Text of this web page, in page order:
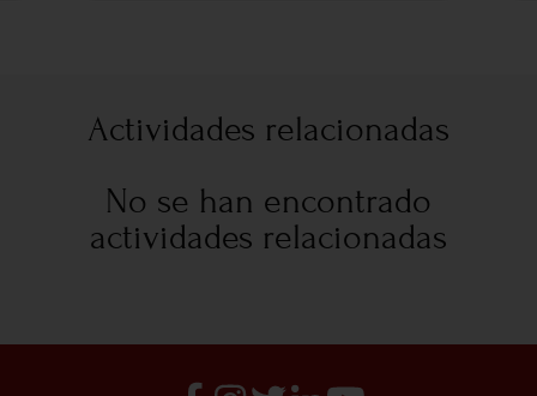
Actividades relacionadas
No se han encontrado
actividades relacionadas